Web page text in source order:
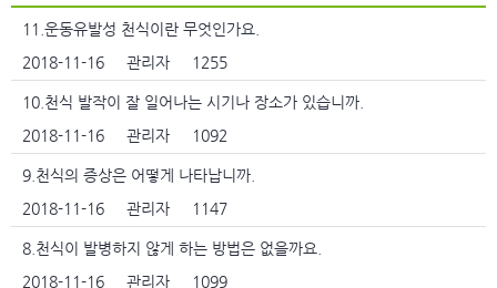
11.운동유발성 천식이란 무엇인가요.
2018-11-16
관리자 1255
10.천식 발작이 잘 일어나는 시기나 장소가 있습니까.
2018-11-16
관리자 1092
9.천식의 증상은 어떻게 나타납니까.
2018-11-16
관리자 1147
8.천식이 발병하지 않게 하는 방법은 없을까요.
2018-11-16
관리자 1099